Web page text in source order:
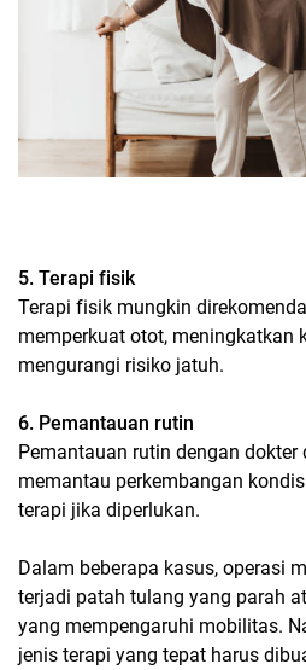
5. Terapi fisik
Terapi fisik mungkin
memperkuat otot, meningkatkan
mengurangi risiko jatuh.
6. Pemantauan rutin
Pemantauan rutin dengan dokter
memantau perkembangan
terapi jika diperlukan.
Dalam beberapa kasus, operasi
terjadi patah tulang yang parah
yang mempengaruhi mobilitas.
jenis terapi yang tepat harus